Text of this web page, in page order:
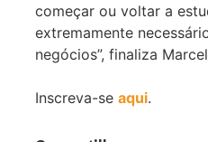
começar ou voltar a
extremamente
negócios”, finaliza
Inscreva-seaqui.